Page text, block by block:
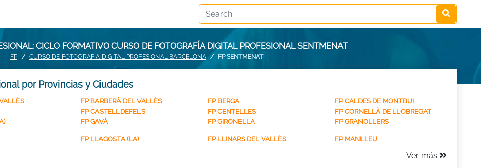
CICLO FORMATIVO CURSO DE FOTOGRAFÍA DIGITAL PROFESIONAL SENTMENAT
FP CURSO DE FOTOGRAFÍA DIGITAL PROFESIONAL BARCELONA FP SENTMENAT
por Provincias y Ciudades
FP BARBERÀ DEL VALLÈS FP BERGA
FP CALDES DE MONTBUI
FP CASTELLDEFELS FP CENTELLES
FP CORNELLÀ DE LLOBREGAT
FP GAVÀ FP GIRONELLA FP GRANOLLERS
FP LLAGOSTA (LA) FP LLINARS DEL VALLÈS FP MANLLEU
Ver más